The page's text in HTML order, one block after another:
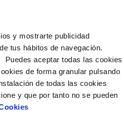
y mostrarte publicidad
tus hábitos de navegación.
aceptar todas las cookies
de forma granular pulsando
de todas las cookies
y que por tanto no se pueden
DE DATOS
datos bancarios
datos de domicilio
DE SERVICIO
(Defensa del
DEL AGUA
ahorro
Conócenos
2026